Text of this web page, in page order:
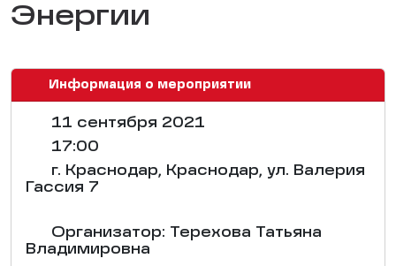
Энергии
Информация о мероприятии
11 сентября 2021
17:00
г. Краснодар, Краснодар, ул. Валерия
Гассия 7
Организатор: Терехова Татьяна
Владимировна